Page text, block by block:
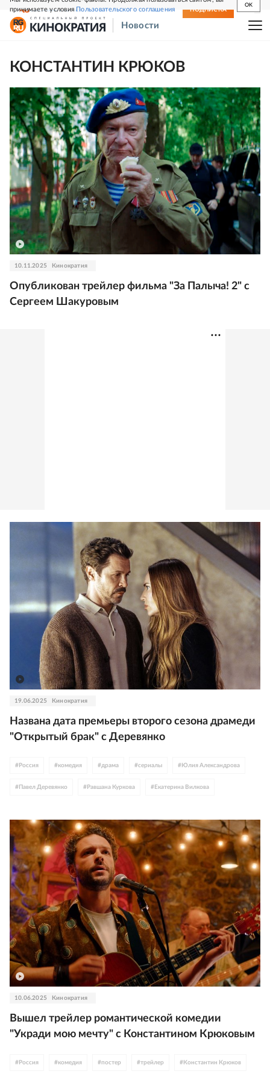
принимаете условияПользовательского соглашения
OK
СВЕЖИЙ НОМЕР ПОДПИСКА
Новости
КОНСТАНТИН КРЮКОВ
10.11.2025 Кинократия
Опубликован трейлер фильма "За Палыча! 2" с
Сергеем Шакуровым
19.06.2025 Кинократия
Названа дата премьеры второго сезона драмеди
"Открытый брак" с Деревянко
# Россия #комедия # драма #сериалы # Юлия Александрова
# Павел Деревянко # Равшана Куркова # Екатерина Вилкова
Константин Крюков
10.06.2025 Кинократия
Вышел трейлер романтической комедии
"Укради мою мечту" с Константином Крюковым
# Россия #комедия #постер #трейлер # Константин Крюков